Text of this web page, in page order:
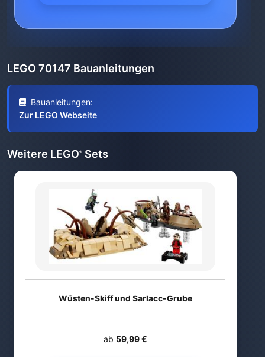
LEGO 70147 Bauanleitungen
Bauanleitungen:
Zur LEGO Webseite
Weitere LEGO® Sets
Wüsten-Skiff und Sarlacc-Grube
ab 59,99 €